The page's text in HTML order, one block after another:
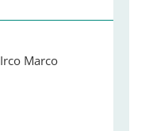
Irco Marco